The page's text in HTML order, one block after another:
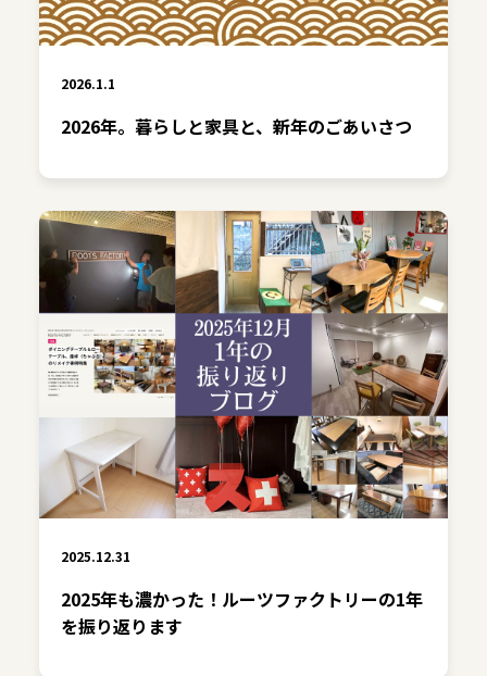
2026.1.1
2026年。暮らしと家具と、新年のごあいさつ
2025.12.31
2025年も濃かった！ルーツファクトリーの1年
を振り返ります